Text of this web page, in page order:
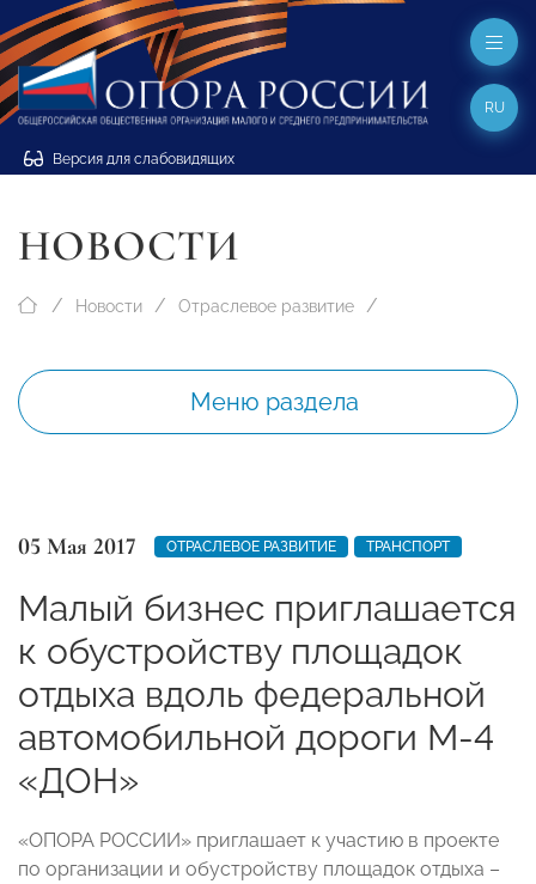
Версия для слабовидящих
RU
НОВОСТИ
Новости Отраслевое развитие
Меню раздела
05 Мая 2017 ОТРАСЛЕВОЕ РАЗВИТИЕ ТРАНСПОРТ
Малый бизнес приглашается
к обустройству площадок
отдыха вдоль федеральной
автомобильной дороги М-4
«ДОН»
«ОПОРА РОССИИ» приглашает к участию в проекте
по организации и обустройству площадок отдыха –